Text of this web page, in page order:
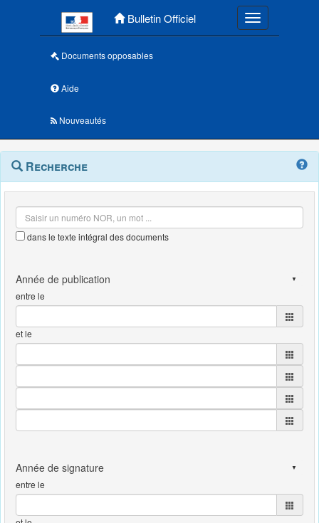
Bulletin Officiel Toggle
Documents opposables
Aide
Nouveautés
Navigation
outils
Menu
contextuel
Recherche
dans le texte intégral des documents
entre le
et le
entre le